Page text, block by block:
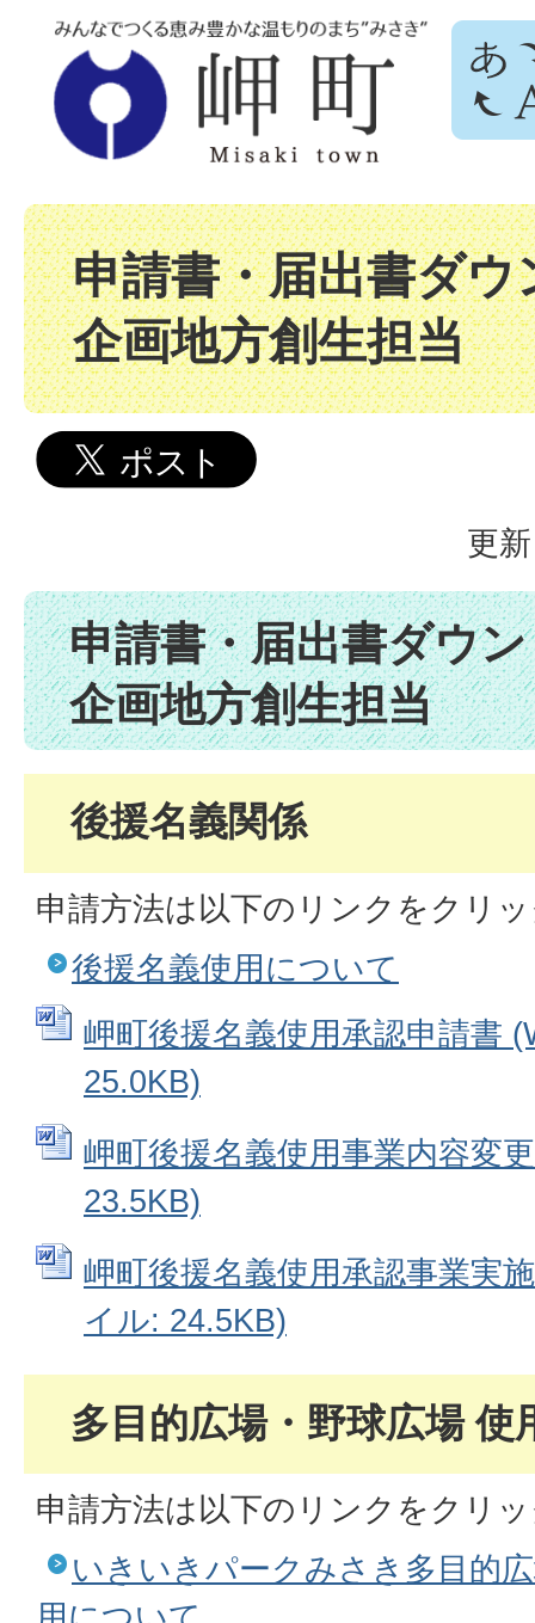
申請書・届出書ダウ
企画地方創生担当
更
申請書・届出書ダ
企画地方創生担当
後援名義関係
申請方法は以下のリンクをクリ
後援名義使用について
岬町後援名義使用承認申請書
25.0KB)
岬町後援名義使用事業内容変
23.5KB)
岬町後援名義使用承認事業実
イル: 24.5KB)
多目的広場・野球広場 使
申請方法は以下のリンクをクリ
いきいきパークみさき多目的